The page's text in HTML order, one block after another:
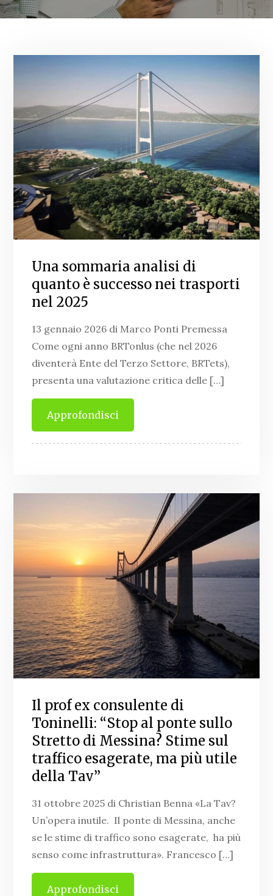
Una sommaria analisi di
quanto è successo nei trasporti
nel 2025
13 gennaio 2026 di Marco Ponti Premessa
Come ogni anno BRTonlus (che nel 2026
diventerà Ente del Terzo Settore, BRTets),
presenta una valutazione critica delle […]
Approfondisci
Il prof ex consulente di
Toninelli: “Stop al ponte sullo
Stretto di Messina? Stime sul
traffico esagerate, ma più utile
della Tav”
31 ottobre 2025 di Christian Benna «La Tav?
Un’opera inutile. Il ponte di Messina, anche
se le stime di traffico sono esagerate, ha più
senso come infrastruttura». Francesco […]
Approfondisci